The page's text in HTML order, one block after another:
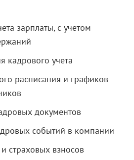
зарплаты, с учетом
кадрового учета
расписания и графиков
документов
событий в компании
страховых взносов